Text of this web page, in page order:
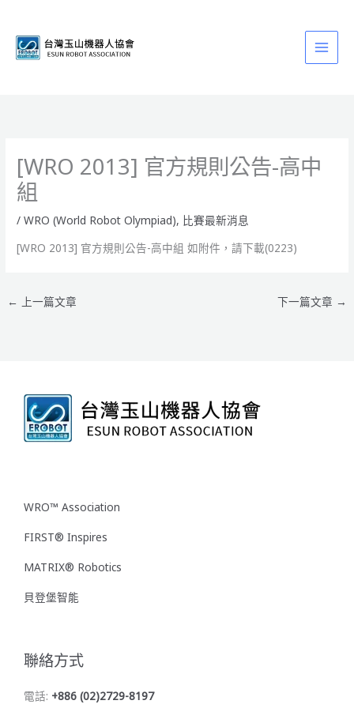
[WRO 2013] 官方規則公告-高中
組
/WRO (World Robot Olympiad), 比賽最新消息
[WRO 2013] 官方規則公告-高中組 如附件，請下載(0223)
← 上一篇文章 下一篇文章 →
WRO™ Association
FIRST® Inspires
MATRIX® Robotics
貝登堡智能
聯絡方式
電話: +886 (02)2729-8197